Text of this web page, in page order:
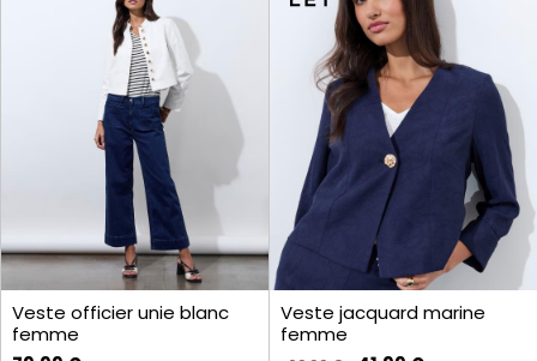
Veste officier unie blanc
femme
Veste jacquard marine
femme